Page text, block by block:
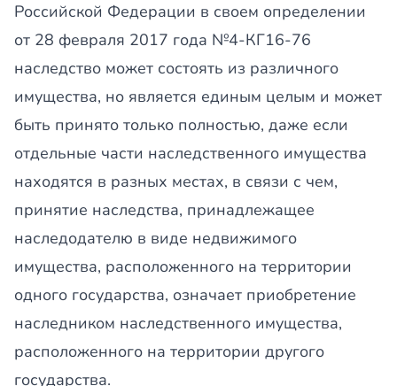
Российской Федерации в своем определении
от 28 февраля 2017 года №4-КГ16-76
наследство может состоять из различного
имущества, но является единым целым и может
быть принято только полностью, даже если
отдельные части наследственного имущества
находятся в разных местах, в связи с чем,
принятие наследства, принадлежащее
наследодателю в виде недвижимого
имущества, расположенного на территории
одного государства, означает приобретение
наследником наследственного имущества,
расположенного на территории другого
государства.